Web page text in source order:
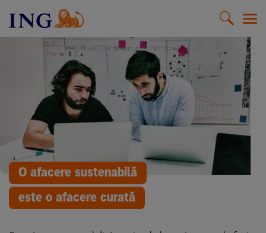
O afacere sustenabilă
este o afacere curată